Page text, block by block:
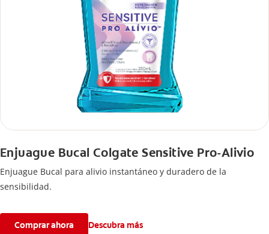
Enjuague Bucal Colgate Sensitive Pro-Alivio
Enjuague Bucal para alivio instantáneo y duradero de la
sensibilidad.
Comprar ahora Descubra más